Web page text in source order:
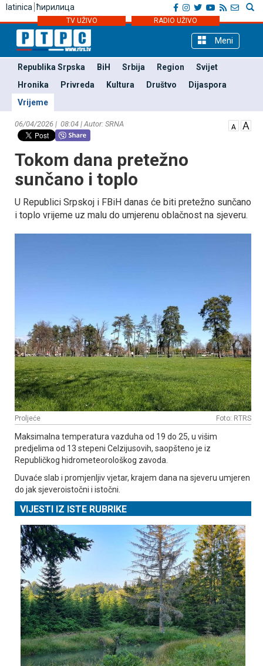
latinica ћирилица
TV UŽIVO RADIO UŽIVO
Meni
Republika Srpska BiH Srbija Region
Svijet
Hronika
Privreda Kultura Društvo
Dijaspora
Vrijeme
06/04/2026 | 08:04 | Autor: SRNA
Tokom dana pretežno
sunčano i toplo
U Republici Srpskoj i FBiH danas će biti pretežno sunčano
i toplo vrijeme uz malu do umjerenu oblačnost na sjeveru.
Proljeće Foto: RTRS
Maksimalna temperatura vazduha od 19 do 25, u višim
predjelima od 13 stepeni Celzijusovih, saopšteno je iz
Republičkog hidrometeorološkog zavoda.
Duvaće slab i promjenljiv vjetar, krajem dana na sjeveru umjeren
do jak sjeveroistočni i istočni.
VIJESTI IZ ISTE RUBRIKE